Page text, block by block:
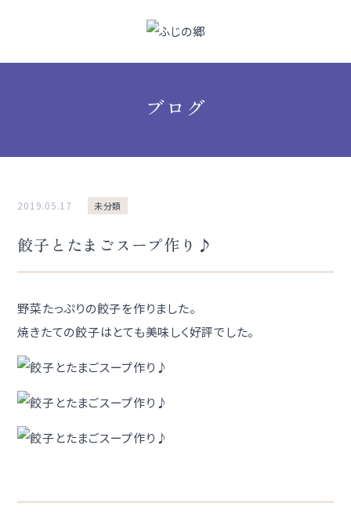
ブログ
2019.05.17 未分類
餃子とたまごスープ作り♪
野菜たっぷりの餃子を作りました。
焼きたての餃子はとても美味しく好評でした。